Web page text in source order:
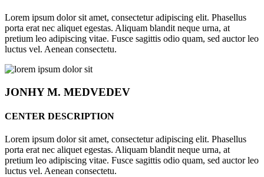
Lorem ipsum dolor sit amet, consectetur adipiscing elit. Phasellus
porta erat nec aliquet egestas. Aliquam blandit neque urna, at
pretium leo adipiscing vitae. Fusce sagittis odio quam, sed auctor leo
luctus vel. Aenean consectetu.
JONHYM. MEDVEDEV
CENTER DESCRIPTION
Lorem ipsum dolor sit amet, consectetur adipiscing elit. Phasellus
porta erat nec aliquet egestas. Aliquam blandit neque urna, at
pretium leo adipiscing vitae. Fusce sagittis odio quam, sed auctor leo
luctus vel. Aenean consectetu.